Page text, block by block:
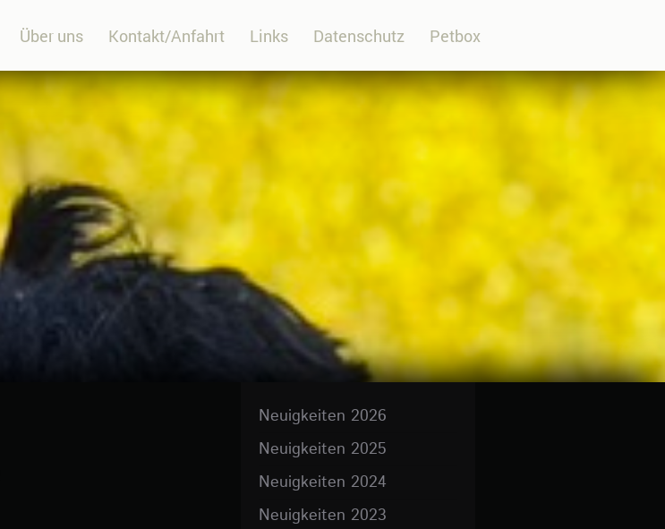
Über uns Kontakt/Anfahrt Links Datenschutz Petbox
Neuigkeiten 2026
Neuigkeiten 2025
Neuigkeiten 2024
Neuigkeiten 2023